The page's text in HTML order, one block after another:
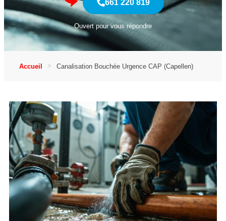
661 220 819
Ouvert pour vous répondre
Accueil Canalisation Bouchée Urgence CAP (Capellen)